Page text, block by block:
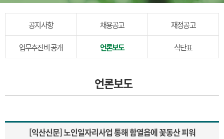
공지사항 채용공고 재정공고
업무추진비 공개 언론보도 식단표
언론보도
[익산신문] 노인일자리사업 통해 함열읍에 꽃동산 피워